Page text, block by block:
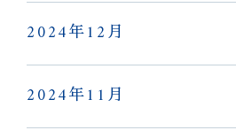
2024年12月
2024年11月